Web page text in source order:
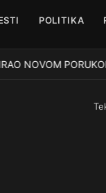
POLITIKA
NOVOM